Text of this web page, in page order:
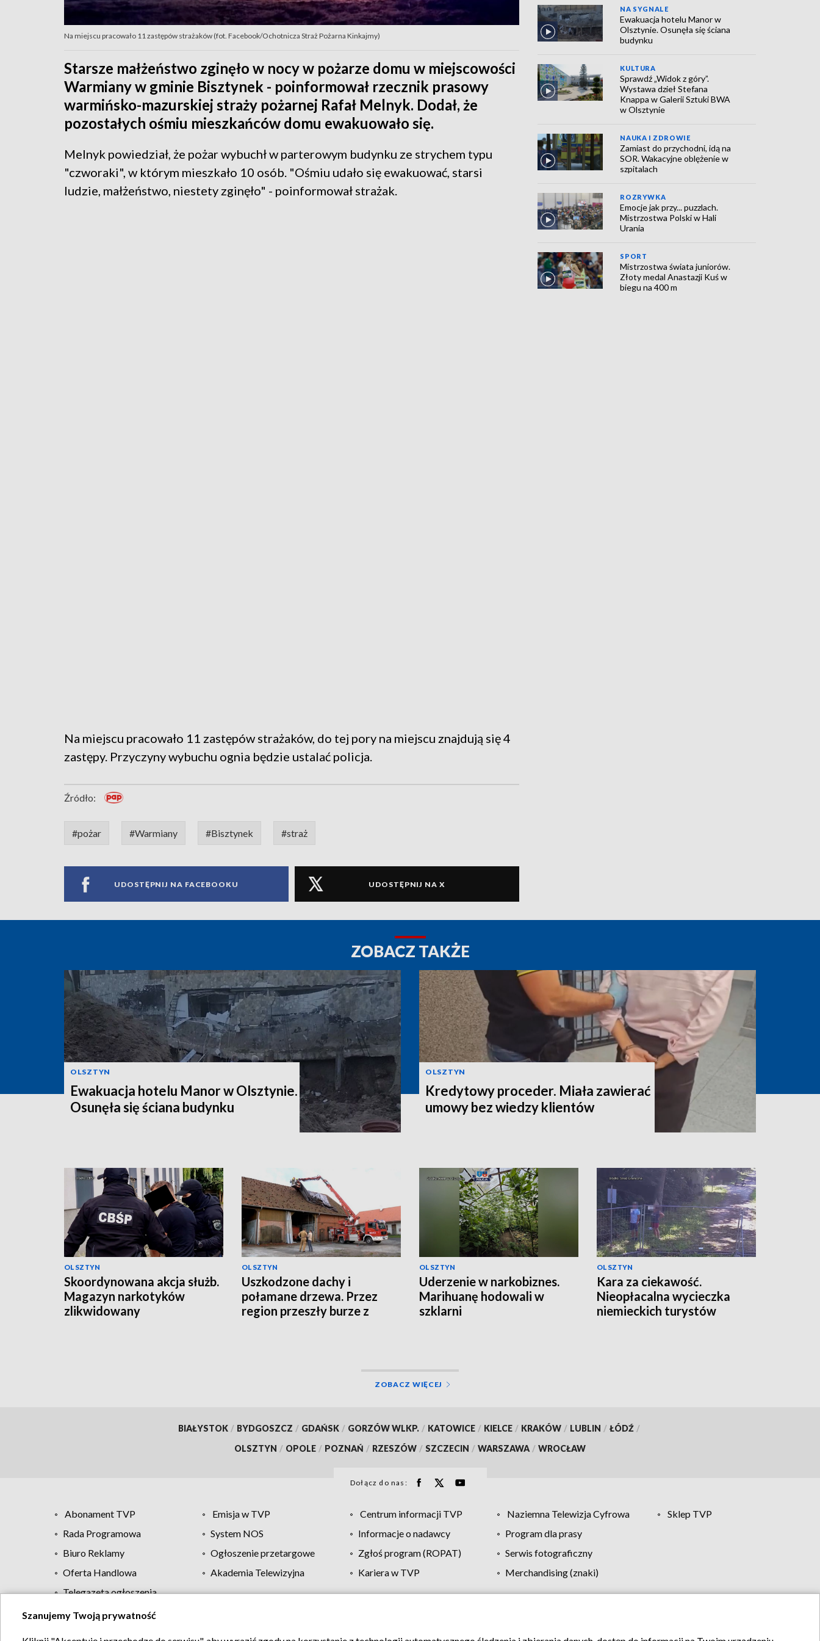
Na miejscu pracowało 11 zastępów strażaków (fot. Facebook/Ochotnicza Straż Pożarna Kinkajmy)
Starsze małżeństwo zginęło w nocy w pożarze domu w miejscowości
Warmiany w gminie Bisztynek - poinformował rzecznik prasowy
warmińsko-mazurskiej straży pożarnej Rafał Melnyk. Dodał, że
pozostałych ośmiu mieszkańców domu ewakuowało się.
Melnyk powiedział, że pożar wybuchł w parterowym budynku ze strychem typu
"czworaki", w którym mieszkało 10 osób. "Ośmiu udało się ewakuować, starsi
ludzie, małżeństwo, niestety zginęło" - poinformował strażak.
Na miejscu pracowało 11 zastępów strażaków, do tej pory na miejscu znajdują się 4
zastępy. Przyczyny wybuchu ognia będzie ustalać policja.
Źródło:
#pożar #Warmiany #Bisztynek #straż
UDOSTĘPNIJ NA FACEBOOKU UDOSTĘPNIJ NA X
NA SYGNALE
Ewakuacja hotelu Manor w
Olsztynie. Osunęła się ściana
budynku
KULTURA
Sprawdź „Widok z góry”.
Wystawa dzieł Stefana
Knappa w Galerii Sztuki BWA
w Olsztynie
NAUKA I ZDROWIE
Zamiast do przychodni, idą na
SOR. Wakacyjne oblężenie w
szpitalach
ROZRYWKA
Emocje jak przy... puzzlach.
Mistrzostwa Polski w Hali
Urania
SPORT
Mistrzostwa świata juniorów.
Złoty medal Anastazji Kuś w
biegu na 400 m
ZOBACZ TAKŻE
OLSZTYN
Ewakuacja hotelu Manor w Olsztynie.
Osunęła się ściana budynku
OLSZTYN
Kredytowy proceder. Miała zawierać
umowy bez wiedzy klientów
OLSZTYN
Skoordynowana akcja służb.
Magazyn narkotyków
zlikwidowany
OLSZTYN
Uszkodzone dachy i
połamane drzewa. Przez
region przeszły burze z
OLSZTYN
Uderzenie w narkobiznes.
Marihuanę hodowali w
szklarni
OLSZTYN
Kara za ciekawość.
Nieopłacalna wycieczka
niemieckich turystów
ZOBACZ WIĘCEJ
BIAŁYSTOK / BYDGOSZCZ / GDAŃSK / GORZÓW WLKP. / KATOWICE / KIELCE / KRAKÓW / LUBLIN / ŁÓDŹ /
OLSZTYN / OPOLE / POZNAŃ / RZESZÓW / SZCZECIN / WARSZAWA / WROCŁAW
Dołącz do nas:
Abonament TVP Emisja w TVP Centrum informacji TVP Naziemna Telewizja Cyfrowa
Sklep TVP
Rada Programowa
System NOS Informacje o nadawcy
Program dla prasy
Biuro Reklamy
Ogłoszenie przetargowe Zgłoś program (ROPAT)
Serwis fotograficzny
Oferta Handlowa
Akademia Telewizyjna Kariera w TVP
Merchandising (znaki)
Telegazeta ogłoszenia
Regulamin TVP Polityka prywatności Moje zgody Pomoc Biuro reklamy Kontakt
Szanujemy Twoją prywatność